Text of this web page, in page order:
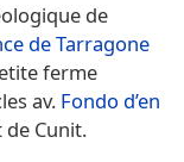
de
de Tarragone
ferme
av. Fondo d’en
Cunit.